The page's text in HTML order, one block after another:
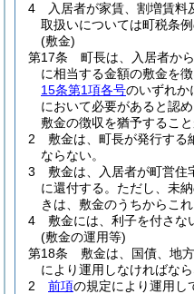
4
入居者が家賃、割増賃
取扱いについては町税条例
(敷金)
第17条
町長は、入居者か
に相当する金額の敷金を
15条第1項各号のいずれか
において必要があると認
敷金の徴収を猶予すること
2
敷金は、町長が発行する
ならない。
3
敷金は、入居者が町営住
に還付する。 ただし、未
きは、敷金のうちからこれ
4
敷金には、利子を付さな
(敷金の運用等)
第18条
敷金は、国債、地
により運用しなければなら
2
前項の規定により運用し